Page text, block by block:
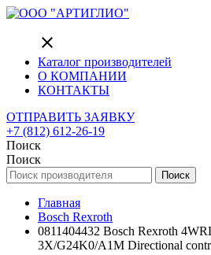
close
Каталог производителей
О КОМПАНИИ
КОНТАКТЫ
ОТПРАВИТЬ ЗАЯВКУ
+7 (812) 612-26-19
Поиск
Поиск
Поиск
Главная
Bosch Rexroth
0811404432 Bosch Rexroth
3X/G24K0/A1M Directional